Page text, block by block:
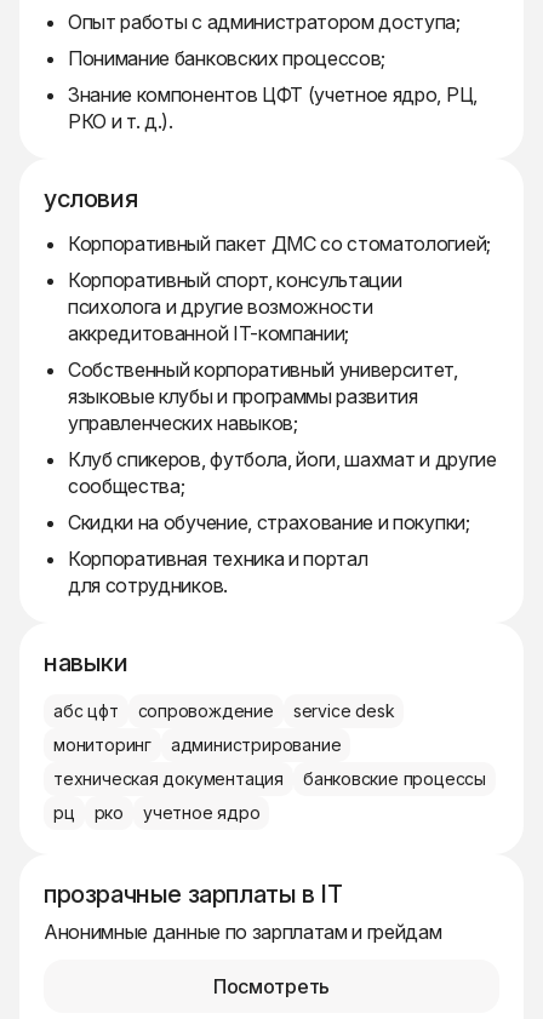
Опыт работы с администратором доступа;
Понимание банковских процессов;
Знание компонентов ЦФТ (учетное ядро, РЦ,
РКО и т. д.).
условия
Корпоративный пакет ДМС со стоматологией;
Корпоративный спорт, консультации
психолога и другие возможности
аккредитованной IT-компании;
Собственный корпоративный университет,
языковые клубы и программы развития
управленческих навыков;
Клуб спикеров, футбола, йоги, шахмат и другие
сообщества;
Скидки на обучение, страхование и покупки;
Корпоративная техника и портал
для сотрудников.
навыки
абс цфт сопровождение
service desk
мониторинг
администрирование
техническая документация
банковские процессы
рц
рко учетное ядро
прозрачные зарплаты в IT
Анонимные данные по зарплатам и грейдам
Посмотреть